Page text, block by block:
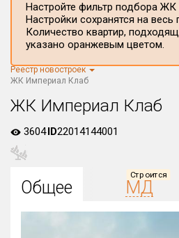
Регион ЖК
Район в регионе
Все
Населённый пункт
Все
Настройте фильтр подбора ЖК
Настройки сохранятся на весь
Количество квартир,
указано оранжевым цветом.
Реестр новостроек
ЖК Империал Клаб
ЖК Империал Клаб
3604ID22014144001
Общее
Строится
МД